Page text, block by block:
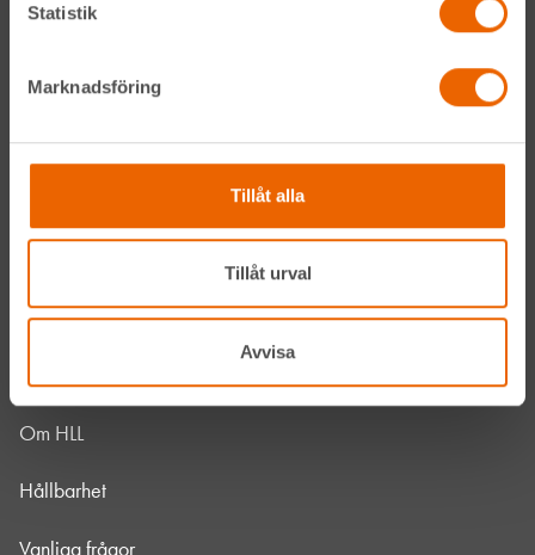
Statistik
Marknadsföring
Tillåt alla
Tillåt urval
Avvisa
Navigation
Jobba hos oss
Om HLL
Hållbarhet
Vanliga frågor